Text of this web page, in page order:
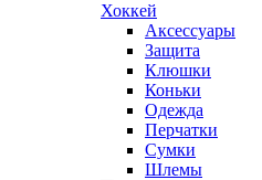
Хоккей
Аксессуары
Защита
Клюшки
Коньки
Одежда
Перчатки
Сумки
Шлемы